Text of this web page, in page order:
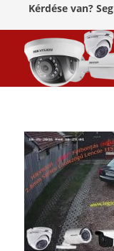
Kérdése van?